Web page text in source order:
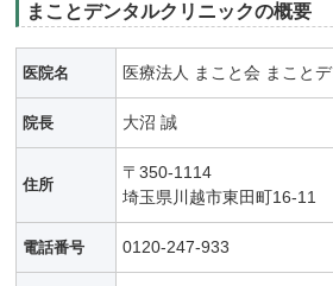
まことデンタルクリニックの概要
医院名 医療法人 まこと会 まこと
院長 大沼 誠
住所
〒350-1114
埼玉県川越市東田町16-11
電話番号 0120-247-933